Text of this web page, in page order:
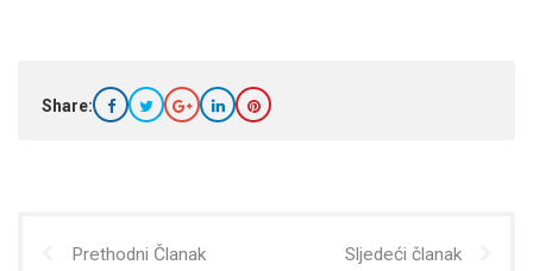
Share:
Prethodni Članak Sljedeći članak